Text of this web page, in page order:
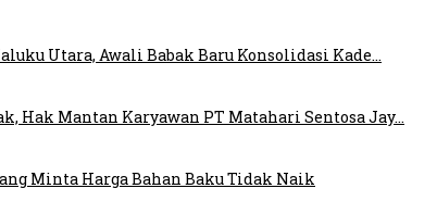
Utara, Awali Babak Baru Konsolidasi Kade…
Hak Mantan Karyawan PT Matahari Sentosa Jay…
Minta Harga Bahan Baku Tidak Naik